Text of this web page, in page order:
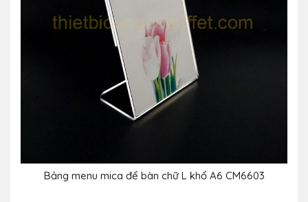
Bảng menu mica để bàn chữ L khổ A6 CM6603